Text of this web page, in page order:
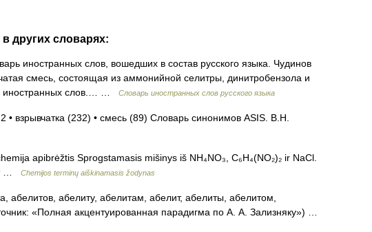
других словарях:
иностранных слов, вошедших в состав русского языка. Чудинов
смесь, состоящая из аммонийной селитры, динитробензола и
иностранных слов.… …
Словарь иностранных слов русского языка
взрывчатка (232) • смесь (89) Словарь синонимов ASIS. В.Н.
apibrėžtis Sprogstamasis mišinys iš NH₄NO₃, C₆H₄(NO₂)₂ ir NaCl.
…
Chemijos terminų aiškinamasis žodynas
абелитов, абелиту, абелитам, абелит, абелиты, абелитом,
«Полная акцентуированная парадигма по А. А. Зализняку») …